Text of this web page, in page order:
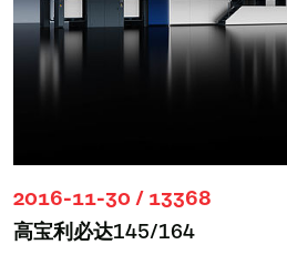
2016-11-30 / 13368
高宝利必达145/164